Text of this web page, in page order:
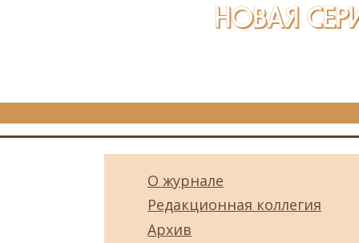
НОВАЯ
О журнале
Редакционная коллегия
Архив